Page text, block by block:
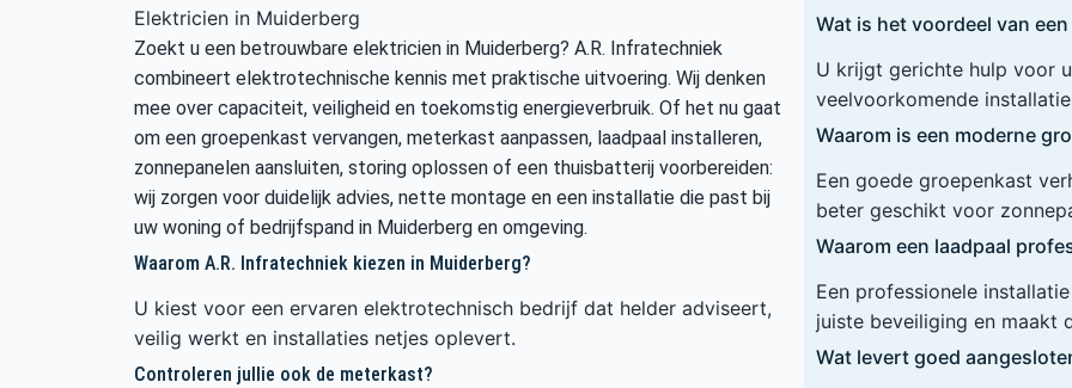
Elektricien in Muiderberg
Zoekt u een betrouwbare elektricien in Muiderberg? A.R. Infratechniek
combineert elektrotechnische kennis met praktische uitvoering. Wij denken
mee over capaciteit, veiligheid en toekomstig energieverbruik. Of het nu gaat
om een groepenkast vervangen, meterkast aanpassen, laadpaal installeren,
zonnepanelen aansluiten, storing oplossen of een thuisbatterij voorbereiden:
wij zorgen voor duidelijk advies, nette montage en een installatie die past bij
uw woning of bedrijfspand in Muiderberg en omgeving.
Waarom A.R. Infratechniek kiezen in Muiderberg?
U kiest voor een ervaren elektrotechnisch bedrijf dat helder adviseert,
veilig werkt en installaties netjes oplevert.
Controleren jullie ook de meterkast?
Wat is het voordeel van
U krijgt gerichte hulp voor
veelvoorkomende
Waarom is een moderne
Een goede groepenkast
beter geschikt voor
Waarom een laadpaal
Een professionele
juiste beveiliging en maakt
Wat levert goed